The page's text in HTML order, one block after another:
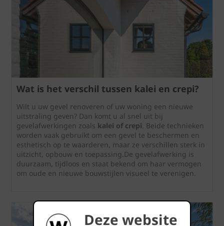
Deze website
Wat is het verschil tussen kalei en crepi?
Wilt u uw gevel renoveren of uw woning een nieuwe
uitstraling geven? Dan komt u al snel uit bij
gevelafwerkingen zoals kalei of crepi . Beide technieken
worden vaak gebruikt om een gevel te beschermen en
esthetisch op te waarderen, maar ze verschillen sterk in
uitzicht, opbouw en toepassing.De gevelafwerking is
duurzaam, tijdloos en staat bekend om haar vermogen
om oude en nieuwe bouwstijlen visueel te verenigen.